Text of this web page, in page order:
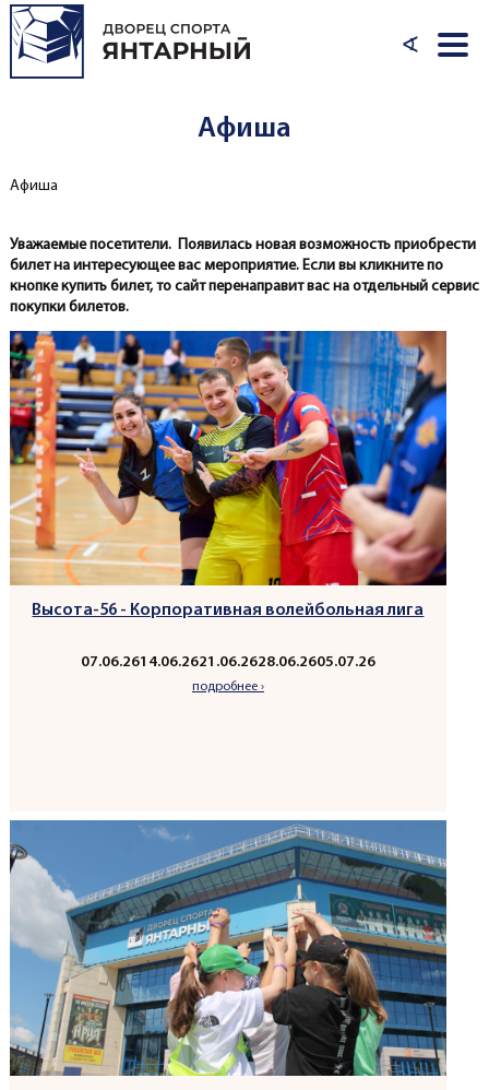
Перейти к основному содержанию
∢
Афиша
Вы здесь
Афиша
Уважаемые посетители. Появилась новая возможность приобрести
билет на интересующее вас мероприятие. Если вы кликните по
кнопке купить билет, то сайт перенаправит вас на отдельный сервис
покупки билетов.
Высота-56 - Корпоративная волейбольная лига
07.06.2614.06.2621.06.2628.06.2605.07.26
подробнее ›